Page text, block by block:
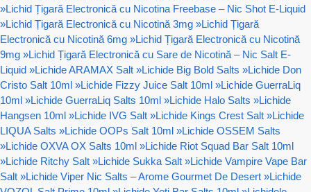
»Lichid Țigară Electronică cu Nicotina Freebase – Nic Shot E-Liquid
»Lichid Țigară Electronică cu Nicotină 3mg »Lichid Țigară
Electronică cu Nicotină 6mg »Lichid Țigară Electronică cu Nicotină
9mg »Lichid Țigară Electronică cu Sare de Nicotină – Nic Salt E-
Liquid »Lichide ARAMAX Salt »Lichide Big Bold Salts »Lichide Don
Cristo Salt 10ml »Lichide Fizzy Juice Salt 10ml »Lichide GuerraLiq
10ml »Lichide GuerraLiq Salts 10ml »Lichide Halo Salts »Lichide
Hangsen 10ml »Lichide IVG Salt »Lichide Kings Crest Salt »Lichide
LIQUA Salts »Lichide OOPs Salt 10ml »Lichide OSSEM Salts
»Lichide OXVA OX Salts 10ml »Lichide Riot Squad Bar Salt 10ml
»Lichide Ritchy Salt »Lichide Sukka Salt »Lichide Vampire Vape Bar
Salt »Lichide Viper Nic Salts – Arome Gourmet De Desert »Lichide